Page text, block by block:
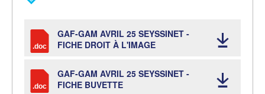
GAF-GAM AVRIL 25 SEYSSINET -
FICHE DROIT À L'IMAGE
GAF-GAM AVRIL 25 SEYSSINET -
FICHE BUVETTE